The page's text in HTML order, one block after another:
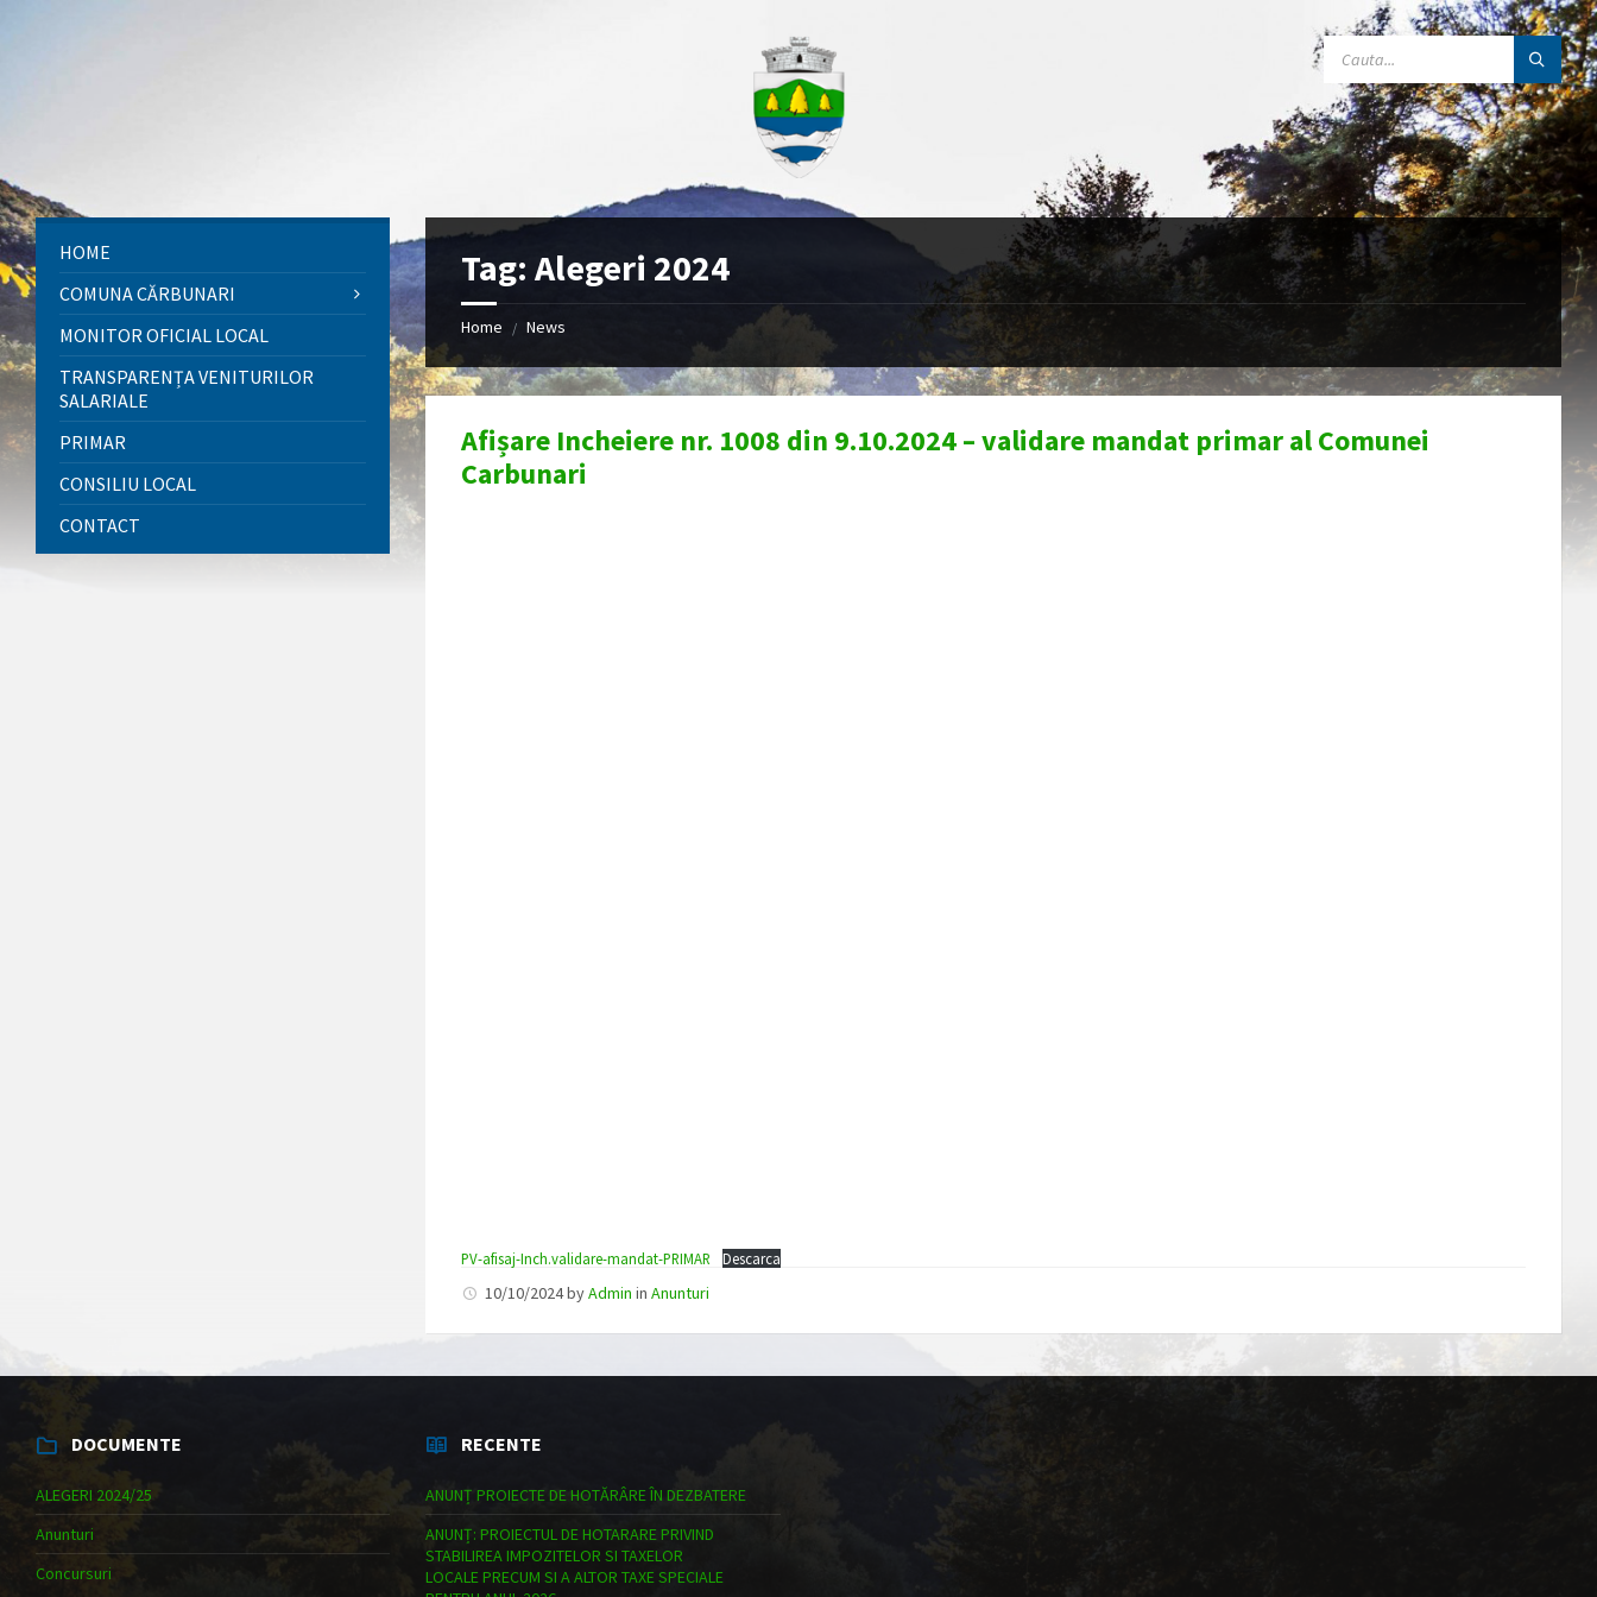
SEARCH:
Tag:Alegeri 2024
Home / News
Afișare Incheiere nr. 1008 din 9.10.2024 – validare mandat primar al Comunei
Carbunari
PV-afisaj-Inch.validare-mandat-PRIMAR Descarca
10/10/2024byAdmin inAnunturi
HOME
COMUNA CĂRBUNARI
MONITOR OFICIAL LOCAL
TRANSPARENȚA VENITURILOR
SALARIALE
PRIMAR
CONSILIU LOCAL
CONTACT
DOCUMENTE
ALEGERI 2024/25
Anunturi
Concursuri
RECENTE
ANUNȚ PROIECTE DE HOTĂRÂRE ÎN DEZBATERE
ANUNȚ: PROIECTUL DE HOTARARE PRIVIND
STABILIREA IMPOZITELOR SI TAXELOR
LOCALE PRECUM SI A ALTOR TAXE SPECIALE